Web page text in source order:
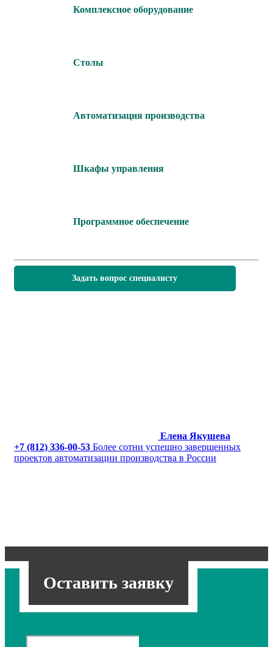
Комплексное оборудование
Столы
Автоматизация производства
Шкафы управления
Программное обеспечение
Задать вопрос специалисту
Елена Якушева
+7 (812) 336-00-53 Более сотни успешно завершенных
проектов автоматизации производства в России
Оставить заявку